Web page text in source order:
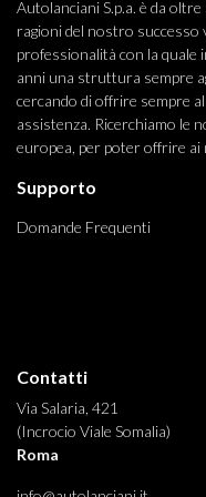
Autolanciani S.p.a. è da
ragioni del nostro successo
professionalità con la quale
anni una struttura sempre
cercando di offrire sempre
assistenza. Ricerchiamo le
europea, per poter offrire
Supporto
Domande Frequenti
Contatti
Via Salaria, 421
(Incrocio Viale Somalia)
Roma